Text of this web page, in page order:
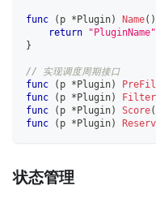
func ( p *Plugin) Name( )
return
"PluginName"
}
// 实现调度周期接口
func
( p *Plugin)
func
( p *Plugin) Filter
func
( p *Plugin) Score(
func
( p *Plugin)
状态管理